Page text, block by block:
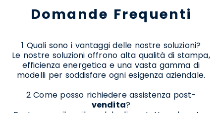
Domande Frequenti
1 Quali sono i vantaggi delle nostre soluzioni?
Le nostre soluzioni offrono alta qualità di stampa,
efficienza energetica e una vasta gamma di
modelli per soddisfare ogni esigenza aziendale.
2 Come posso richiedere assistenza post-
vendita?